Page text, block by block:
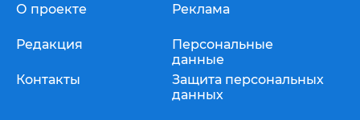
О проекте
Редакция
Контакты
Реклама
Персональные
данные
Защита персональных
данных